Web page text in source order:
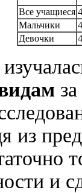
Все учащиеся
Мальчики
Девочки
из
и